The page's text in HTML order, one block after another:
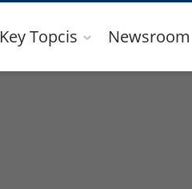
Key Topcis Newsroom